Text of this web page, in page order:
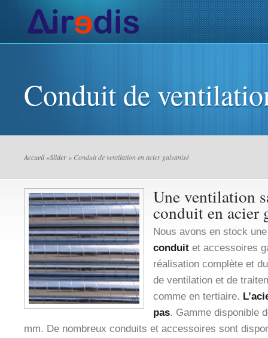
Conduit de
Accueil»Slider » Conduit de ventilation en acier galvanisé
Une ventilation
conduit en acier
Nous avons en stock
conduit et accessoires
réalisation complète et
de ventilation et de
comme en tertiaire.
pas. Gamme disponible
mm. De nombreux conduits et accessoires sont